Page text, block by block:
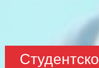
Студентско